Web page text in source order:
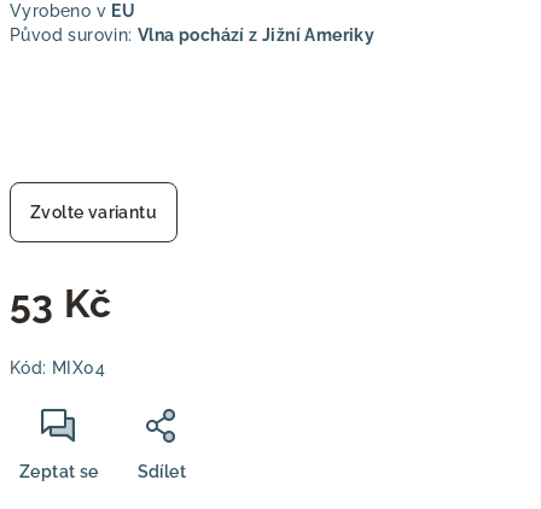
Vyrobeno v EU
Původ surovin: Vlna pochází z Jižní Ameriky
Zvolte variantu
53 Kč
cena:
Kód: MIX04
Zeptat se Sdílet